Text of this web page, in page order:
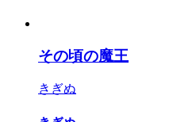
その頃の魔王
きぎぬ